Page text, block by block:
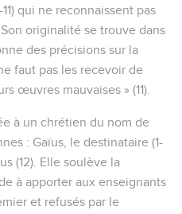
qui ne reconnaissent pas
originalité se trouve dans
des précisions sur la
faut pas les recevoir de
œuvres mauvaises » (11).
à un chrétien du nom de
: Gaïus, le destinataire (1-
(12). Elle soulève la
à apporter aux enseignants
et refusés par le